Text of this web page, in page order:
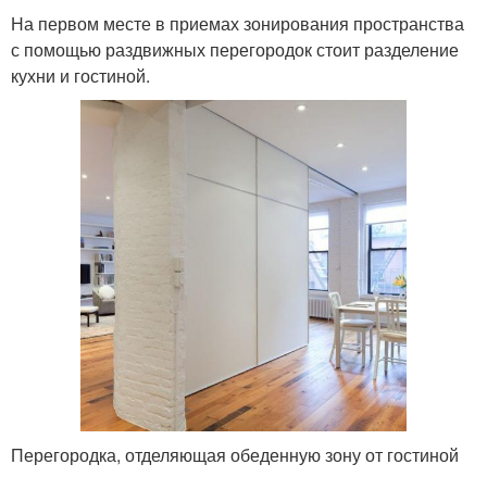
На первом месте в приемах зонирования пространства
с помощью раздвижных перегородок стоит разделение
кухни и гостиной.
Перегородка, отделяющая обеденную зону от гостиной